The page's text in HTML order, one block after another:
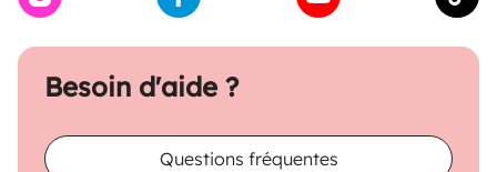
Besoin d'aide ?
Questions fréquentes